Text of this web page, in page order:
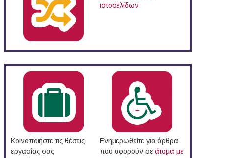
ιστοσελίδων
Κοινοποιήστε τις θέσεις
εργασίας σας
Ενημερωθείτε για άρθρα
που αφορούν σε άτομα με